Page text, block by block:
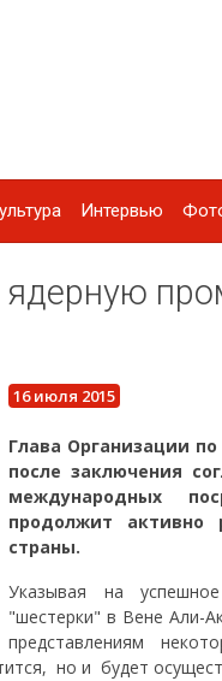
Интервью
16 июля 2015
Глава Организации
после заключения
международных
продолжит активно
страны.
Указывая на
"шестерки" в Вене Али-
представлениям
но и будет